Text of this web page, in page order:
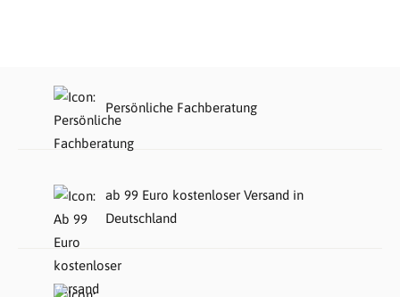
Persönliche Fachberatung
ab 99 Euro kostenloser Versand in
Deutschland